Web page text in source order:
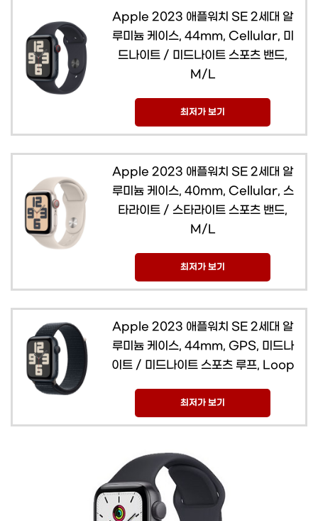
Apple 2023 애플워치 SE 2세대 알
루미늄 케이스, 44mm, Cellular, 미
드나이트 / 미드나이트 스포츠 밴드,
M/L
최저가 보기
Apple 2023 애플워치 SE 2세대 알
루미늄 케이스, 40mm, Cellular, 스
타라이트 / 스타라이트 스포츠 밴드,
M/L
최저가 보기
Apple 2023 애플워치 SE 2세대 알
루미늄 케이스, 44mm, GPS, 미드나
이트 / 미드나이트 스포츠 루프, Loop
최저가 보기